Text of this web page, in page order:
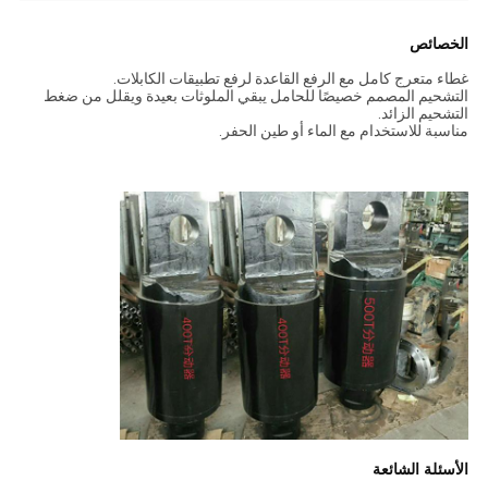
الخصائص
غطاء متعرج كامل مع الرفع القاعدة لرفع تطبيقات الكابلات.
التشحيم المصمم خصيصًا للحامل يبقي الملوثات بعيدة ويقلل من ضغط
التشحيم الزائد.
مناسبة للاستخدام مع الماء أو طين الحفر.
الأسئلة الشائعة